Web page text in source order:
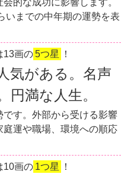
いまでの中年期の運勢を表
13画の5つ星 ！
気がある。名声
円満な人生。
す。外部から受ける影響
庭運や職場、環境への順応
10画の 1つ星 ！